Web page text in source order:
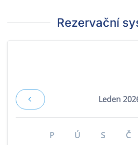
Rezervační
Leden
P Ú S Č